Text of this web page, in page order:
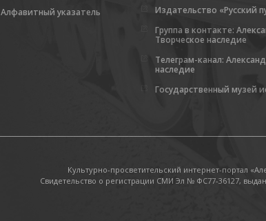
Алфавитный указатель
Издательство «Русский
Группа в контакте:
Творческое наследие
Телеграм-канал:
наследие
Государственный музей
Культурно-просветительский интернет-портал
Свидетельство о регистрации СМИ Эл № ФС77-36127,